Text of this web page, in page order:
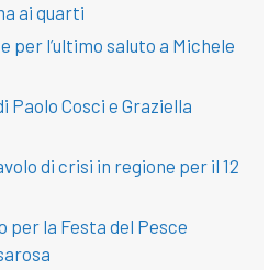
ai quarti
per l’ultimo saluto a Michele
Paolo Cosci e Graziella
di crisi in regione per il 12
per la Festa del Pesce